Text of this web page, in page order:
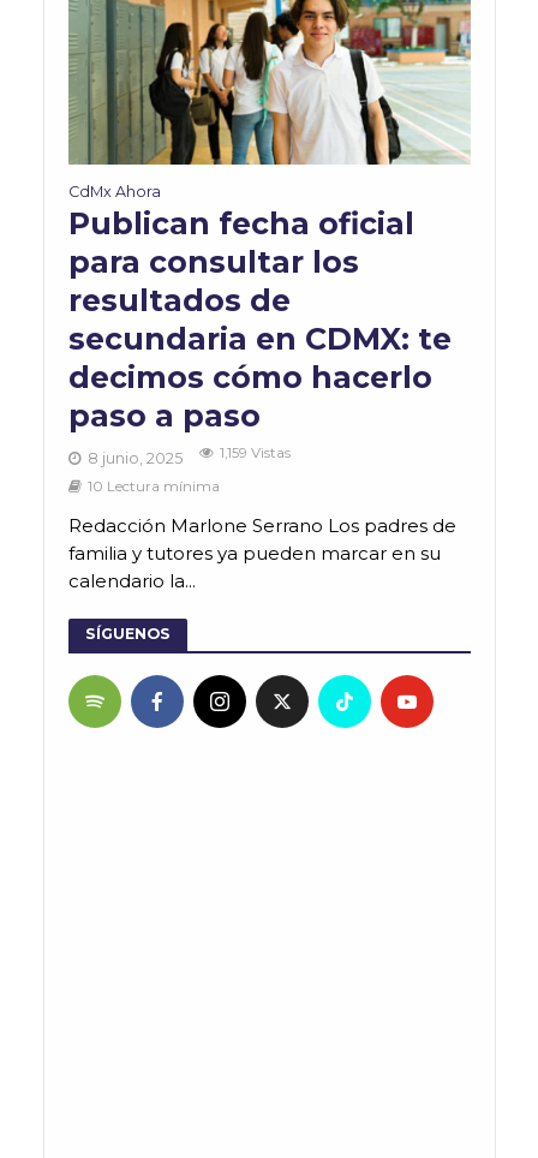
CdMx Ahora
Publican fecha oficial
para consultar los
resultados de
secundaria en CDMX: te
decimos cómo hacerlo
paso a paso
8 junio, 2025
1,159 Vistas
10 Lectura mínima
Redacción Marlone Serrano Los padres de
familia y tutores ya pueden marcar en su
calendario la...
SÍGUENOS